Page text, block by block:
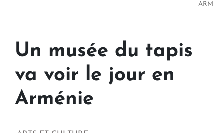
ARM
Un musée du tapis
va voir le jour en
Arménie